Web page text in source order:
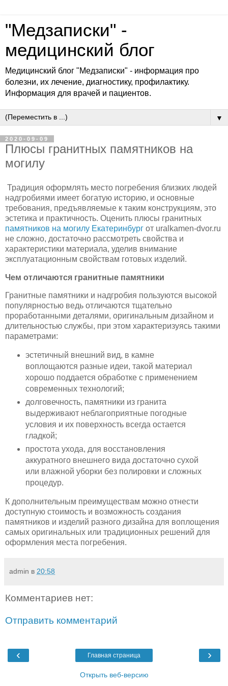
"Медзаписки" -
медицинский блог
Медицинский блог "Медзаписки" - информация про
болезни, их лечение, диагностику, профилактику.
Информация для врачей и пациентов.
▼
2020-09-09
Плюсы гранитных памятников на
могилу
Традиция оформлять место погребения близких людей
надгробиями имеет богатую историю, и основные
требования, предъявляемые к таким конструкциям, это
эстетика и практичность. Оценить плюсы гранитных
памятников на могилу Екатеринбург от uralkamen-dvor.ru
не сложно, достаточно рассмотреть свойства и
характеристики материала, уделив внимание
эксплуатационным свойствам готовых изделий.
Чем отличаются гранитные памятники
Гранитные памятники и надгробия пользуются высокой
популярностью ведь отличаются тщательно
проработанными деталями, оригинальным дизайном и
длительностью службы, при этом характеризуясь такими
параметрами:
эстетичный внешний вид, в камне
воплощаются разные идеи, такой материал
хорошо поддается обработке с применением
современных технологий;
долговечность, памятники из гранита
выдерживают неблагоприятные погодные
условия и их поверхность всегда остается
гладкой;
простота ухода, для восстановления
аккуратного внешнего вида достаточно сухой
или влажной уборки без полировки и сложных
процедур.
К дополнительным преимуществам можно отнести
доступную стоимость и возможность создания
памятников и изделий разного дизайна для воплощения
самых оригинальных или традиционных решений для
оформления места погребения.
admin в 20:58
Комментариев нет:
Отправить комментарий
‹ ›
Главная страница
Открыть веб-версию